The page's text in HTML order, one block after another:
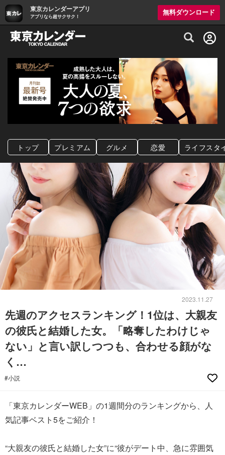
東京カレンダーアプリ
アプリなら超サクサク！
無料ダウンロード
グルメ情報・プレミアムレストラン予約
トップ プレミアム グルメ 恋愛 ライフスタ
2023.11.27
先週のアクセスランキング！1位は、大親友
の彼氏と結婚した女。「略奪したわけじゃ
ない」と言い訳しつつも、合わせる顔がな
く…
#小説
「東京カレンダーWEB」の1週間分のランキングから、人
気記事ベスト5をご紹介！
“大親友の彼氏と結婚した女”に“彼がデート中、急に雰囲気